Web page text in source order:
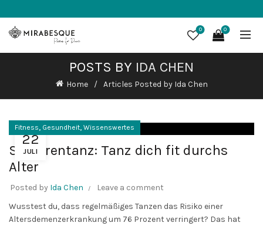
0 0
POSTS BY IDA CHEN
Home Articles Posted by Ida Chen
22
JULI
Fitness, Gesundheit, Wissenswertes
Seniorentanz: Tanz dich fit durchs
Alter
Posted by Ida Chen
Leave a comment
Wusstest du, dass regelmäßiges Tanzen das Risiko einer
Altersdemenzerkrankung um 76 Prozent verringert? Das hat